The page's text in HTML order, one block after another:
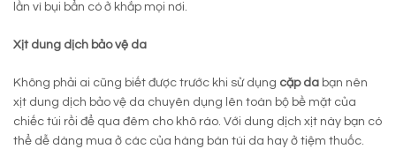
lần vì bụi bẩn có ở khắp mọi nơi.
Xịt dung dịch bảo vệ da
Không phải ai cũng biết được trước khi sử dụng cặp da bạn nên
xịt dung dịch bảo vệ da chuyên dụng lên toàn bộ bề mặt của
chiếc túi rồi để qua đêm cho khô ráo. Với dung dịch xịt này bạn có
thể dễ dàng mua ở các của hàng bán túi da hay ở tiệm thuốc.